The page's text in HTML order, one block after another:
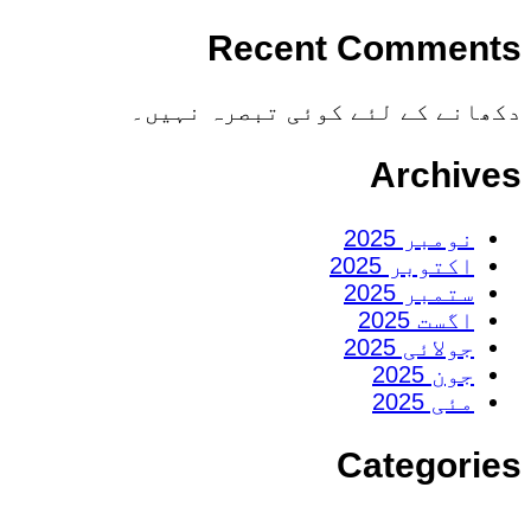
Recent Comments
دکھانے کے لئے کوئی تبصرہ نہیں۔
Archives
نومبر 2025
اکتوبر 2025
ستمبر 2025
اگست 2025
جولائی 2025
جون 2025
مئی 2025
Categories